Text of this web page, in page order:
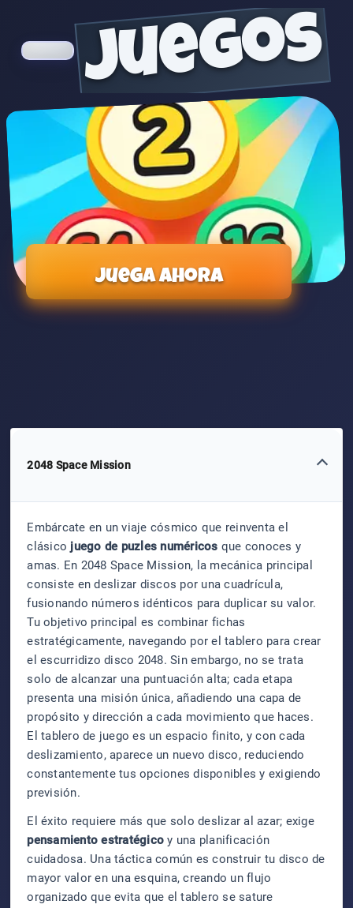
juegos
Juega ahora
2048 Space Mission
Embárcate en un viaje cósmico que reinventa el
clásico juego de puzles numéricos que conoces y
amas. En 2048 Space Mission, la mecánica principal
consiste en deslizar discos por una cuadrícula,
fusionando números idénticos para duplicar su valor.
Tu objetivo principal es combinar fichas
estratégicamente, navegando por el tablero para crear
el escurridizo disco 2048. Sin embargo, no se trata
solo de alcanzar una puntuación alta; cada etapa
presenta una misión única, añadiendo una capa de
propósito y dirección a cada movimiento que haces.
El tablero de juego es un espacio finito, y con cada
deslizamiento, aparece un nuevo disco, reduciendo
constantemente tus opciones disponibles y exigiendo
previsión.
El éxito requiere más que solo deslizar al azar; exige
pensamiento estratégico y una planificación
cuidadosa. Una táctica común es construir tu disco de
mayor valor en una esquina, creando un flujo
organizado que evita que el tablero se sature